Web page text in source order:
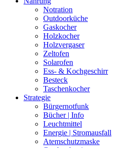
Notration
Outdoorküche
Gaskocher
Holzkocher
Holzvergaser
Zeltofen
Solarofen
Ess- & Kochgeschirr
Besteck
Taschenkocher
Strategie
Bürgernotfunk
Bücher | Info
Leuchtmittel
Energie | Stromausfall
Atemschutzmaske